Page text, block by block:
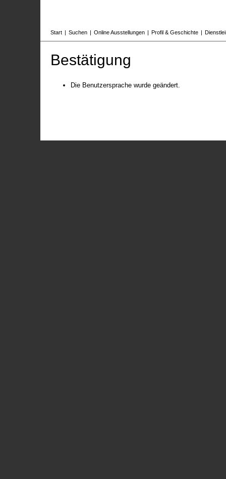
Start | Suchen | Online Ausstellungen | Profil & Geschichte |
Bestätigung
Die Benutzersprache wurde geändert.